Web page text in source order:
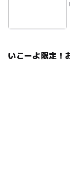
いこーよ限定！